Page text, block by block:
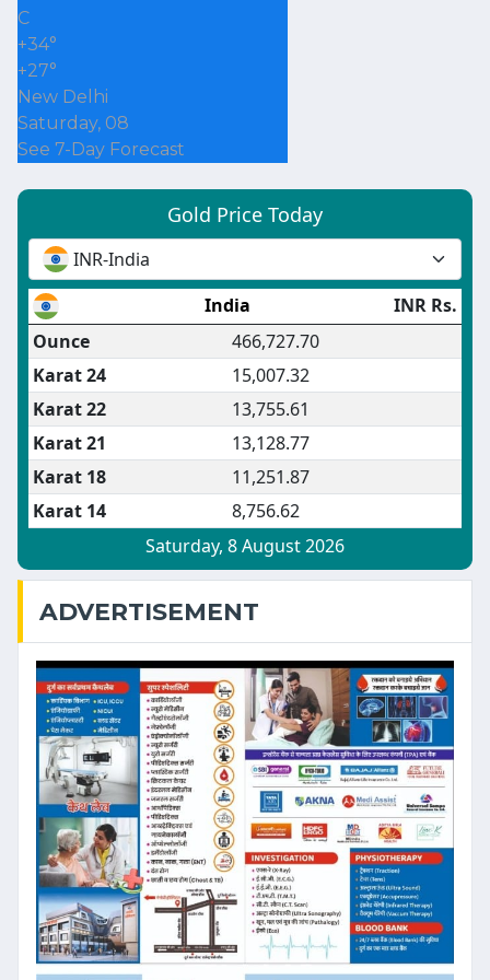
C
+34°
+27°
New Delhi
Saturday, 08
See 7-Day Forecast
ADVERTISEMENT